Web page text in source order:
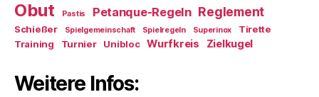
Obut Pastis Petanque-Regeln Reglement
Schießer Spielgemeinschaft Spielregeln Superinox
Tirette
Training
Turnier Unibloc Wurfkreis Zielkugel
Weitere Infos: